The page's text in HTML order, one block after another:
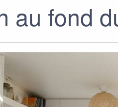
au fond